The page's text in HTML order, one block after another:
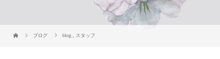
ブログ blog スタッフ